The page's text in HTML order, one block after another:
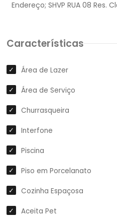
Características
Área de Lazer
Área de Serviço
Churrasqueira
Interfone
Piscina
Piso em Porcelanato
Cozinha Espaçosa
Aceita Pet